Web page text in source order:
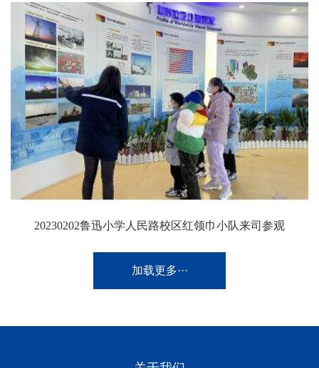
20230202鲁迅小学人民路校区红领巾小队来司参观
加载更多···